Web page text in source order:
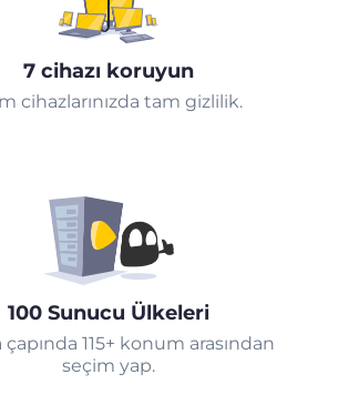
7 cihazı koruyun
cihazlarınızda tam gizlilik.
100 Sunucu Ülkeleri
115+ konum arasından
seçim yap.